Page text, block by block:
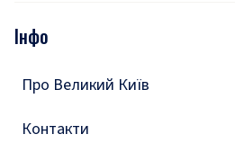
Подкасти
Тести
Інфо
Про Великий Київ
Контакти